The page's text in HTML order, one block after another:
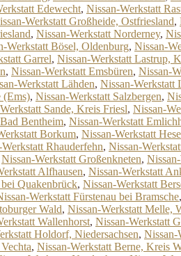
Edewecht, Nissan-Werkstatt
Werkstatt Großheide, Ostfriesland,
, Nissan-Werkstatt Norderney,
Werkstatt Bösel, Oldenburg, Nissan-
Garrel, Nissan-Werkstatt Lastrup,
, Nissan-Werkstatt Emsbüren, Nissan-
Werkstatt Lähden, Nissan-Werkstatt
(Ems), Nissan-Werkstatt Salzbergen,
Sande, Kreis Friesl, Nissan-
Bentheim, Nissan-Werkstatt
Borkum, Nissan-Werkstatt
Rhauderfehn, Nissan-
Nissan-Werkstatt Großenkneten,
Alfhausen, Nissan-Werkstatt
Quakenbrück, Nissan-Werkstatt
Werkstatt Fürstenau bei Bramsche,
Wald, Nissan-Werkstatt Melle,
Wallenhorst, Nissan-Werkstatt
Holdorf, Niedersachsen, Nissan-
, Nissan-Werkstatt Berne, Kreis